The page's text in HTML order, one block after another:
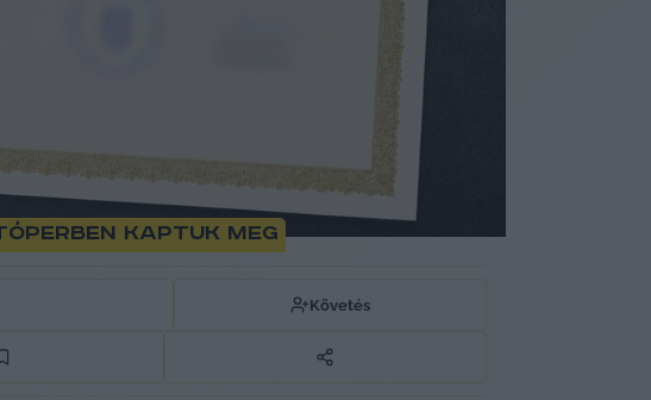
kaptuk meg
Követés